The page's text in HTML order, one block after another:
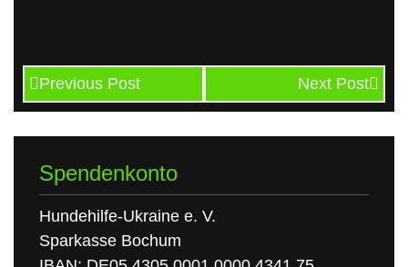
Previous Post Next Post
Spendenkonto
Hundehilfe-Ukraine e. V.
Sparkasse Bochum